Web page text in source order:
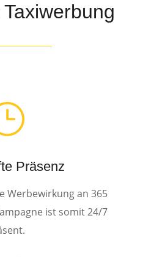
Präsenz
Werbewirkung an 365
ist somit 24/7